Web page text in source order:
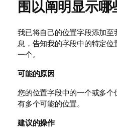
围以阐明显示哪
我已将自己的位置字段添加
息，告知我的字段中的特定
一个。
可能的原因
您的位置字段中的一个或多
有多个可能的位置。
建议的操作